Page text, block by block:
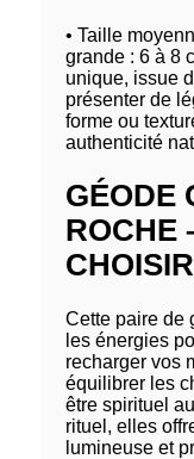
• Taille
grande : 6 à 8
unique, issue
présenter de
forme ou
authenticité
GÉODE
ROCHE
Cette paire de
les énergies
recharger vos
équilibrer les
être spirituel
rituel, elles
lumineuse et